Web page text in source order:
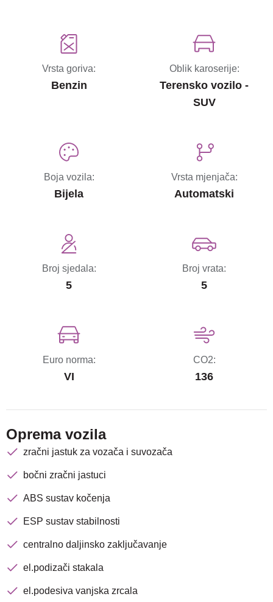
Vrsta goriva:
Benzin
Oblik karoserije:
Terensko vozilo -
SUV
Boja vozila:
Bijela
Vrsta mjenjača:
Automatski
Broj sjedala:
5
Broj vrata:
5
Euro norma:
VI
CO2:
136
Oprema vozila
zračni jastuk za vozača i suvozača
bočni zračni jastuci
ABS sustav kočenja
ESP sustav stabilnosti
centralno daljinsko zaključavanje
el.podizači stakala
el.podesiva vanjska zrcala